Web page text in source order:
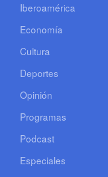
Iberoamérica
Economía
Cultura
Deportes
Opinión
Programas
Podcast
Especiales